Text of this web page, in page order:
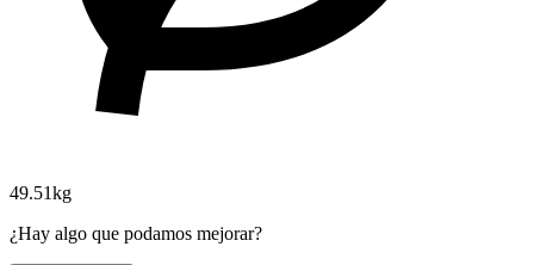
49.51kg
¿Hay algo que podamos mejorar?